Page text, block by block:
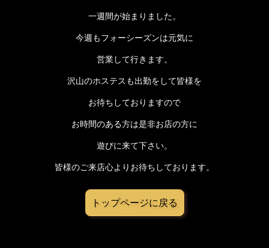
一週間が始まりました。
今週もフォーシーズンは元気に
営業して行きます。
沢山のホステスも出勤をして皆様を
お待ちしておりますので
お時間のある方は是非お店の方に
遊びに来て下さい。
皆様のご来店心よりお待ちしております。
トップページに戻る